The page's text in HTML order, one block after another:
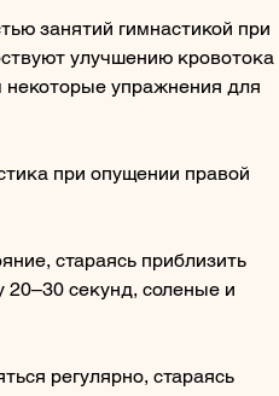
занятий гимнастикой при
улучшению кровотока
упражнения для
при опущении правой
стараясь приблизить
20–30 секунд, соленые и
регулярно, стараясь